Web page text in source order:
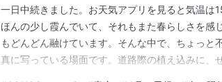
一日中続きました。お天気アプリを見ると気温
ほんの少し霞んでいて、それもまた春らしさを感
もどんどん融けています。そんな中で、ちょっと
真に写っている場面です。道路際の植え込みに、